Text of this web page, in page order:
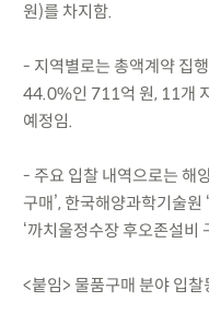
원)를 차지함.
- 지역별로는 총액계약 집
44.0%인 711억 원, 11개
예정임.
- 주요 입찰 내역으로는 해
구매’, 한국해양과학기술원
‘까치울정수장 후오존설비
<붙임> 물품구매 분야 입찰